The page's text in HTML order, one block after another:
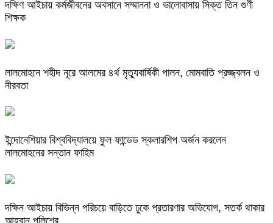
দক্ষিণ আইচায় কর্মজীবনের অবসানে সম্মাননা ও ভালোবাসায় সিক্ত তিন গুণী
শিক্ষক
লালমোহনে শহীদ নূরে আলমের ৪র্থ মৃত্যুবার্ষিকী পালন, মোমবাতি প্রজ্জ্বলন ও
নীরবতা
ইন্দোনেশিয়ার বিশ্ববিদ্যালয়ে ফুল ফান্ডেড স্কলারশিপ অর্জন করলেন
লালমোহনের সন্তান ফাহিম
দক্ষিন আইচায় ‎বিভিন্ন পরিচয়ে বাড়িতে ঢুকে প্রতারণার অভিযোগ, সতর্ক থাকার